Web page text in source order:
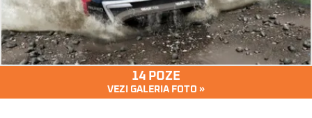
14 POZE
VEZI GALERIA FOTO »